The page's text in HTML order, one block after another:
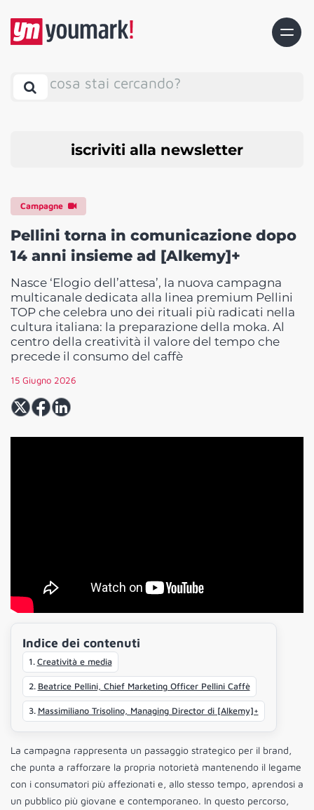
cosa stai cercando?
iscriviti alla newsletter
Campagne
Pellini torna in comunicazione dopo
14 anni insieme ad [Alkemy]+
Nasce ‘Elogio dell’attesa’, la nuova campagna
multicanale dedicata alla linea premium Pellini
TOP che celebra uno dei rituali più radicati nella
cultura italiana: la preparazione della moka. Al
centro della creatività il valore del tempo che
precede il consumo del caffè
15 Giugno 2026
Indice dei contenuti
Creatività e media
Beatrice Pellini, Chief Marketing Officer Pellini Caffè
Massimiliano Trisolino, Managing Director di [Alkemy]+
La campagna rappresenta un passaggio strategico per il brand,
che punta a rafforzare la propria notorietà mantenendo il legame
con i consumatori più affezionati e, allo stesso tempo, aprendosi a
un pubblico più giovane e contemporaneo. In questo percorso,